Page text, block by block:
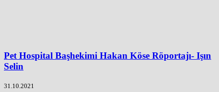
Pet Hospital Başhekimi Hakan Köse Röportajı- Işın
Selin
31.10.2021